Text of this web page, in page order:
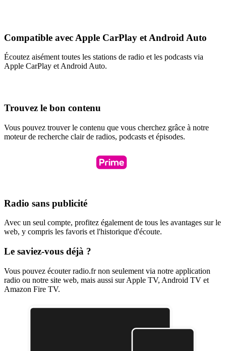
Compatible avec Apple CarPlay et Android Auto
Écoutez aisément toutes les stations de radio et les podcasts via
Apple CarPlay et Android Auto.
Trouvez le bon contenu
Vous pouvez trouver le contenu que vous cherchez grâce à notre
moteur de recherche clair de radios, podcasts et épisodes.
Radio sans publicité
Avec un seul compte, profitez également de tous les avantages sur le
web, y compris les favoris et l'historique d'écoute.
Le saviez-vous déjà ?
Vous pouvez écouter radio.fr non seulement via notre application
radio ou notre site web, mais aussi sur Apple TV, Android TV et
Amazon Fire TV.